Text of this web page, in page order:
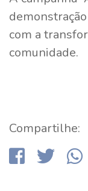
com a
comunidade.
Compartilhe: